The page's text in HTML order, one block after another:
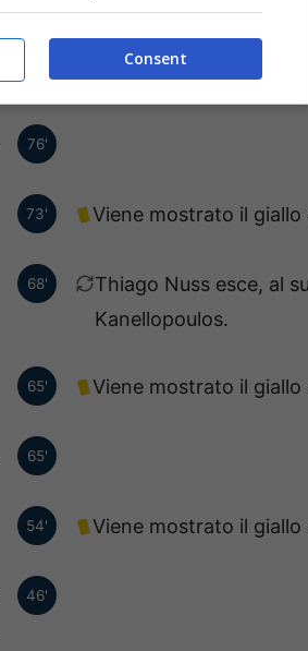
76'
73' Viene mostrato il giallo
68'
Thiago Nuss esce, al
Kanellopoulos.
65' Viene mostrato il giallo
65'
54' Viene mostrato il
46'
Consent